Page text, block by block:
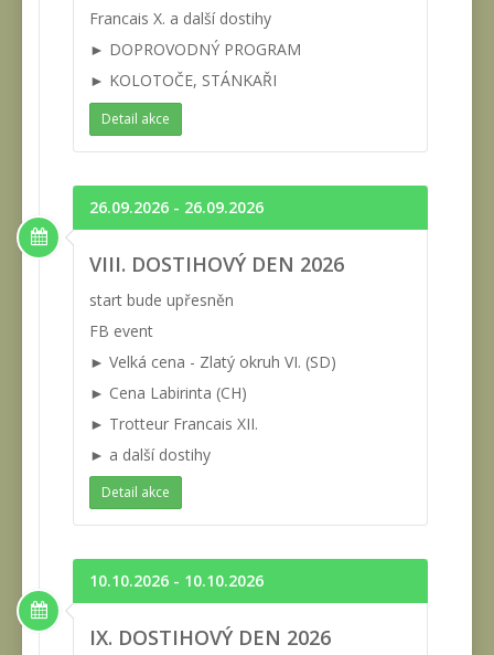
Francais X. a další dostihy
► DOPROVODNÝ PROGRAM
► KOLOTOČE, STÁNKAŘI
Detail akce
26.09.2026 - 26.09.2026
VIII. DOSTIHOVÝ DEN 2026
start bude upřesněn
FB event
► Velká cena - Zlatý okruh VI. (SD)
► Cena Labirinta (CH)
► Trotteur Francais XII.
► a další dostihy
Detail akce
10.10.2026 - 10.10.2026
IX. DOSTIHOVÝ DEN 2026